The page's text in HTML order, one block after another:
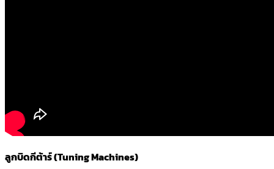
ลูกบิดกีต้าร์ (Tuning Machines)